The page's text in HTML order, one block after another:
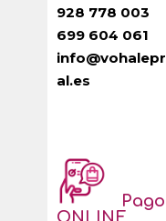
la
de
928 778 003
699 604 061
al.es
Pago